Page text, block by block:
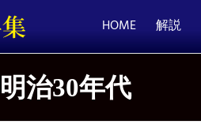
HOME 解説
明治30年代